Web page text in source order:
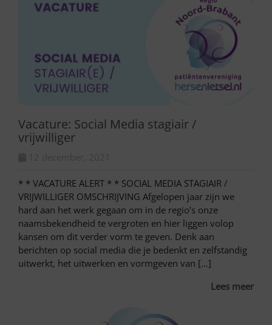
Vacature: Social Media stagiair /
vrijwilliger
* * VACATURE ALERT * * SOCIAL MEDIA STAGIAIR /
VRIJWILLIGER OMSCHRIJVING Afgelopen jaar zijn we
hard aan het werk gegaan om in de regio’s onze
naamsbekendheid te vergroten en hier liggen volop
kansen om dit verder vorm te geven. Denk aan
berichten op social media die je bedenkt en zelfstandig
uitwerkt, het uitwerken en vormgeven van […]
Lees meer